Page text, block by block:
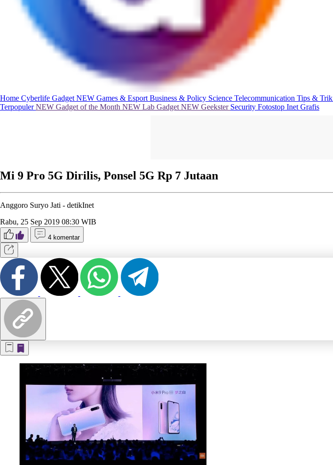
Home Cyberlife Gadget NEW Games & Esport Business & Policy Science Telecommunication Tips & Trik
TerpopulerNEW Gadget of the Month NEW Lab Gadget NEW Geekster Security Fotostop Inet Grafis
Mi 9 Pro 5G Dirilis, Ponsel 5G Rp 7 Jutaan
Anggoro Suryo Jati - detikInet
Rabu, 25 Sep 2019 08:30 WIB
4 komentar